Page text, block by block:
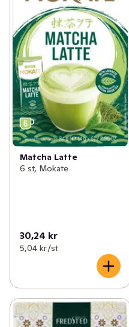
Matcha Latte
6 st, Mokate
30,24 kr
5,04 kr /st